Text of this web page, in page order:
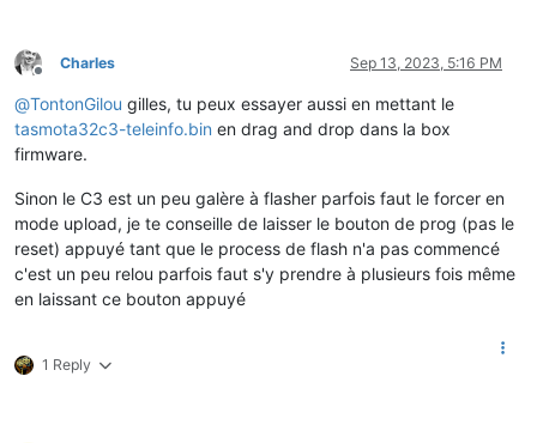
Offline
Charles Sep 13, 2023, 5:16 PM
@TontonGilou gilles, tu peux essayer aussi en mettant le
tasmota32c3-teleinfo.bin en drag and drop dans la box
firmware.
Sinon le C3 est un peu galère à flasher parfois faut le forcer en
mode upload, je te conseille de laisser le bouton de prog (pas le
reset) appuyé tant que le process de flash n'a pas commencé
c'est un peu relou parfois faut s'y prendre à plusieurs fois même
en laissant ce bouton appuyé
1 Reply